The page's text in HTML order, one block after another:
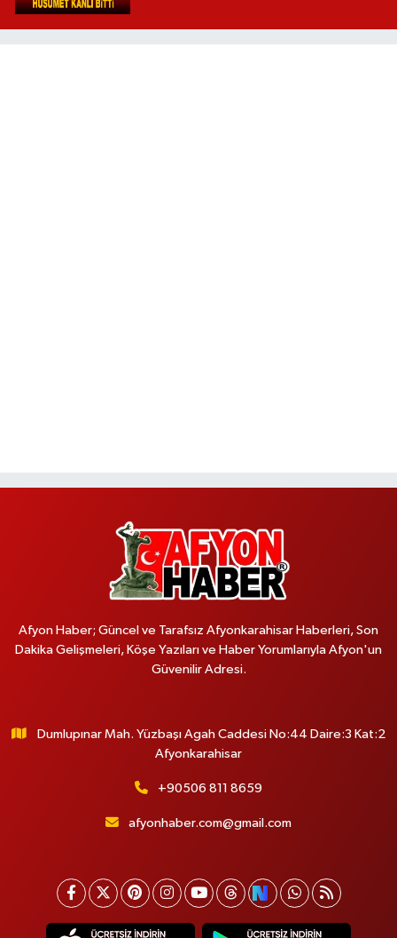
Afyon Haber; Güncel ve Tarafsız Afyonkarahisar Haberleri, Son
Dakika Gelişmeleri, Köşe Yazıları ve Haber Yorumlarıyla Afyon'un
Güvenilir Adresi.
Dumlupınar Mah. Yüzbaşı Agah Caddesi No:44 Daire:3 Kat:2
Afyonkarahisar
+90506 811 8659
afyonhaber.com@gmail.com